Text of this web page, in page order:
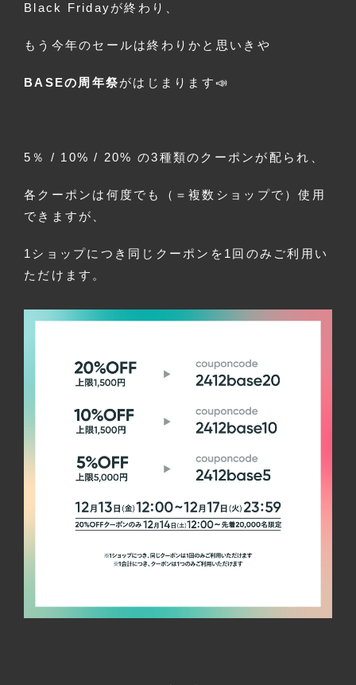
Black Fridayが終わり、
もう今年のセールは終わりかと思いきや
BASEの周年祭がはじまります📣
5％ / 10% / 20% の3種類のクーポンが配られ、
各クーポンは何度でも（＝複数ショップで）使用
できますが、
1ショップにつき同じクーポンを1回のみご利用い
ただけます。